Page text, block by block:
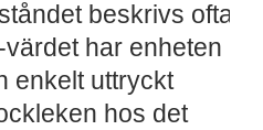
beskrivs ofta
-värdet har enheten
enkelt uttryckt
hos det